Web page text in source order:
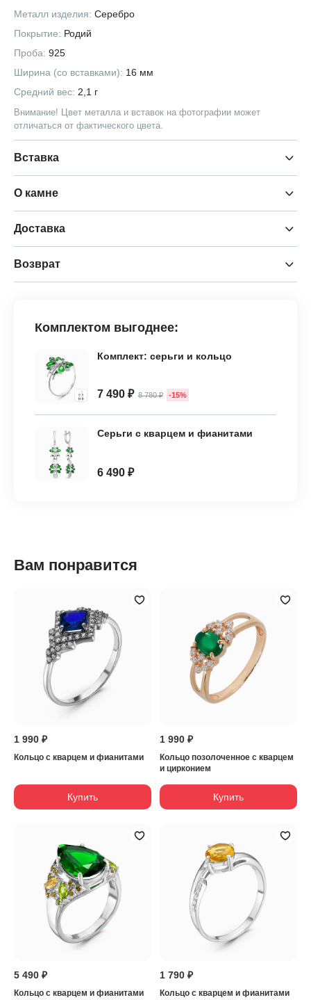
Металл изделия: Серебро
Покрытие: Родий
Проба: 925
Ширина (со вставками): 16 мм
Средний вес: 2,1 г
Внимание! Цвет металла и вставок на фотографии может
отличаться от фактического цвета.
Вставка
О камне
Доставка
Возврат
Комплектом выгоднее:
Комплект: серьги и кольцо
7 490 ₽ 8 780 ₽ -15%
Серьги с кварцем и фианитами
6 490 ₽
Вам понравится
1 990 ₽
Кольцо с кварцем и фианитами
Купить
1 990 ₽
Кольцо позолоченное с кварцем
и цирконием
Купить
5 490 ₽
Кольцо с кварцем и фианитами
1 790 ₽
Кольцо с кварцем и фианитами